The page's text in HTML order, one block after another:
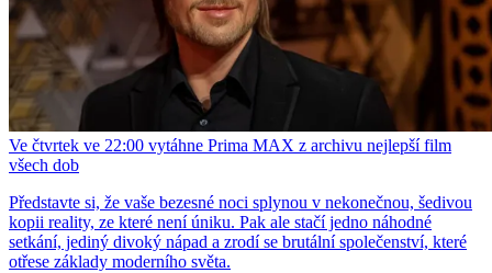
Ve čtvrtek ve 22:00 vytáhne Prima MAX z archivu nejlepší film
všech dob
Představte si, že vaše bezesné noci splynou v nekonečnou, šedivou
kopii reality, ze které není úniku. Pak ale stačí jedno náhodné
setkání, jediný divoký nápad a zrodí se brutální společenství, které
otřese základy moderního světa.